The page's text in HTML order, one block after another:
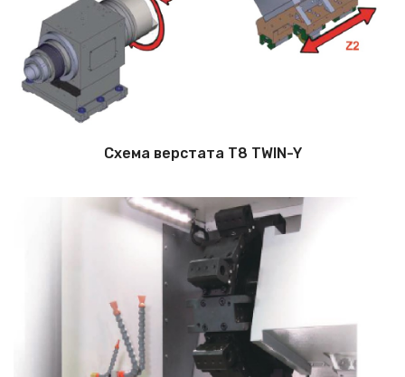
Схема верстата T8 TWIN-Y